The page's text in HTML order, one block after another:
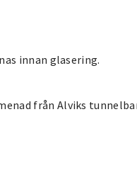
innan glasering.
från Alviks